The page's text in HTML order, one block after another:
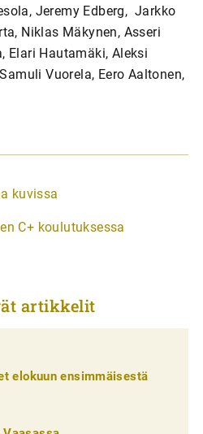
Jeremy Edberg, Jarkko
Niklas Mäkynen, Asseri
Elari Hautamäki, Aleksi
Vuorela, Eero Aaltonen,
kuvissa
C+ koulutuksessa
artikkelit
elokuun ensimmäisestä